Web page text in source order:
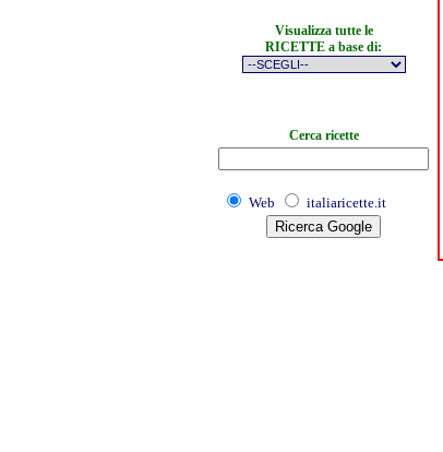
Visualizza tutte le
RICETTE a base di:
Cerca ricette
Web italiaricette.it